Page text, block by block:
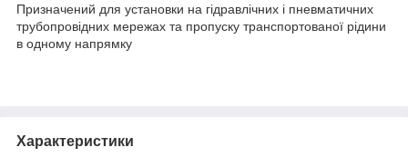
Призначений для установки на гідравлічних і пневматичних
трубопровідних мережах та пропуску транспортованої рідини
в одному напрямку
Характеристики